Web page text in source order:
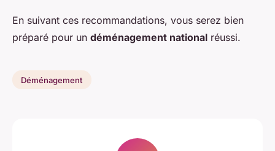
En suivant ces recommandations, vous serez bien
préparé pour un déménagement national réussi.
Déménagement